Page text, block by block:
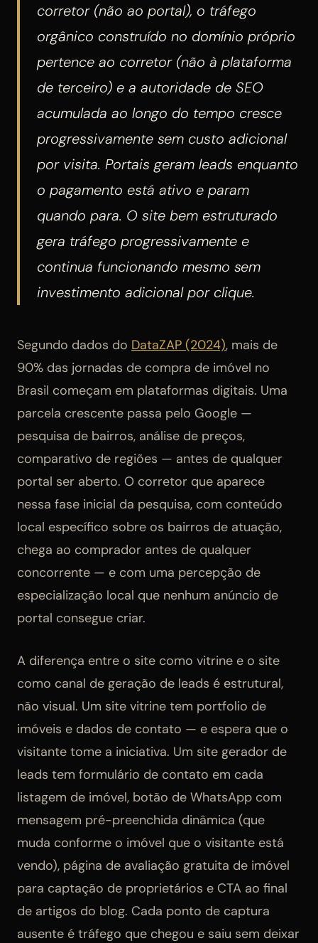
corretor (não ao portal), o tráfego
orgânico construído no domínio próprio
pertence ao corretor (não à plataforma
de terceiro) e a autoridade de SEO
acumulada ao longo do tempo cresce
progressivamente sem custo adicional
por visita. Portais geram leads enquanto
o pagamento está ativo e param
quando para. O site bem estruturado
gera tráfego progressivamente e
continua funcionando mesmo sem
investimento adicional por clique.
Segundo dados do DataZAP (2024), mais de
90% das jornadas de compra de imóvel no
Brasil começam em plataformas digitais. Uma
parcela crescente passa pelo Google —
pesquisa de bairros, análise de preços,
comparativo de regiões — antes de qualquer
portal ser aberto. O corretor que aparece
nessa fase inicial da pesquisa, com conteúdo
local específico sobre os bairros de atuação,
chega ao comprador antes de qualquer
concorrente — e com uma percepção de
especialização local que nenhum anúncio de
portal consegue criar.
A diferença entre o site como vitrine e o site
como canal de geração de leads é estrutural,
não visual. Um site vitrine tem portfolio de
imóveis e dados de contato — e espera que o
visitante tome a iniciativa. Um site gerador de
leads tem formulário de contato em cada
listagem de imóvel, botão de WhatsApp com
mensagem pré-preenchida dinâmica (que
muda conforme o imóvel que o visitante está
vendo), página de avaliação gratuita de imóvel
para captação de proprietários e CTA ao final
de artigos do blog. Cada ponto de captura
ausente é tráfego que chegou e saiu sem deixar